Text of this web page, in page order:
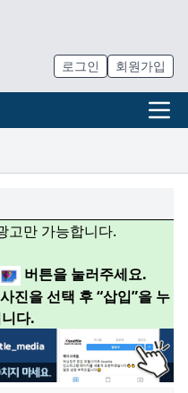
로그인 회원가입
고만 가능합니다.
버튼을 눌러주세요.
진을 선택 후 “삽입”을 누
다.